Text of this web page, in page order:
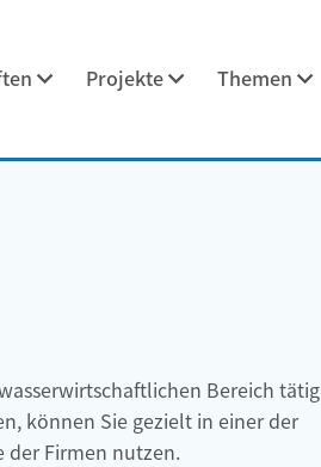
Projekte Themen
Bereich tätig
können Sie gezielt in einer der
der Firmen nutzen.